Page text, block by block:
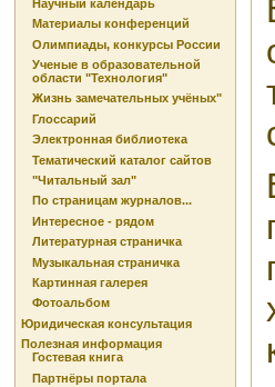
Научный календарь
Материалы конференций
Олимпиады, конкурсы России
Ученые в образовательной
области "Технология"
Жизнь замечательных учёных"
Глоссарий
Электронная библиотека
Тематический каталог сайтов
"Читальный зал"
По страницам журналов...
Интересное - рядом
Литературная страничка
Музыкальная страничка
Картинная галерея
Фотоальбом
Юридическая консультация
Полезная информация
Гостевая книга
Партнёры портала